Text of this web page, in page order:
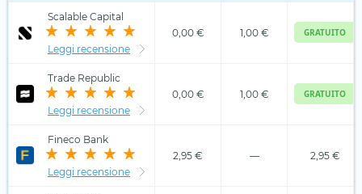
Scalable Capital
Leggi recensione
0,00 € 1,00 € GRATUITO
Trade Republic
Leggi recensione
0,00 € 1,00 € GRATUITO
Fineco Bank
Leggi recensione
2,95 € — 2,95 €